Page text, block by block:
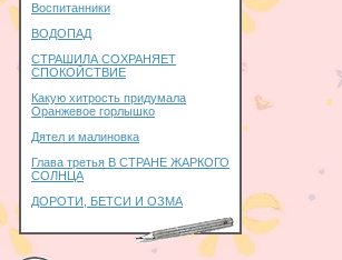
Воспитанники
ВОДОПАД
СТРАШИЛА СОХРАНЯЕТ
СПОКОЙСТВИЕ
Какую хитрость придумала
Оранжевое горлышко
Дятел и малиновка
Глава третья В СТРАНЕ ЖАРКОГО
СОЛНЦА
ДОРОТИ, БЕТСИ И ОЗМА